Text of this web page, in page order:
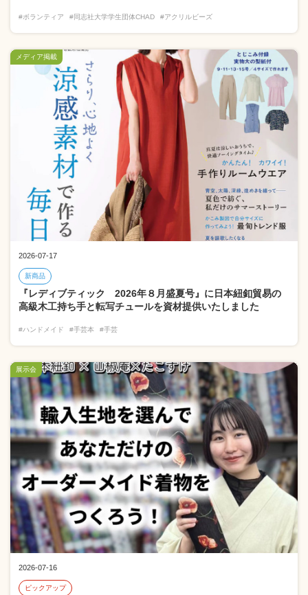
#ボランティア #同志社大学学生団体CHAD #アクリルビーズ
2026-07-17
新商品
『レディブティック 2026年８月盛夏号』に日本紐釦貿易の
高級木工持ち手と転写チュールを資材提供いたしました
#ハンドメイド #手芸本 #手芸
メディア掲載
2026-07-16
ピックアップ
展示会